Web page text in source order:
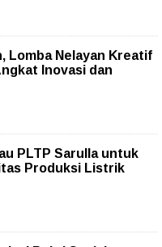
Lomba Nelayan Kreatif
Inovasi dan
PLTP Sarulla untuk
Produksi Listrik